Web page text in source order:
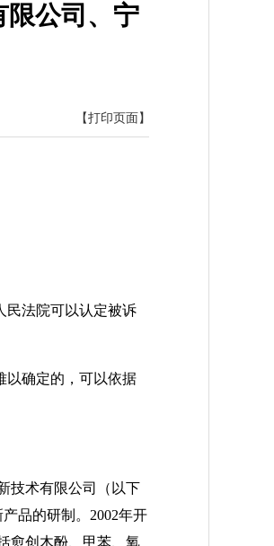
限公司、宁
【打印页面】
法院可以认定被诉
确定的，可以依据
技术有限公司（以下
品的研制。2002年开
愈创木酚、甲苯、氧